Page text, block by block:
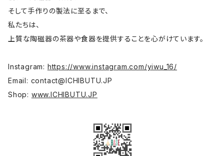
碗 鉢
台所
色原昌希
内田好美
そして手作りの製法に至るまで、
私たちは、
上質な陶磁器の茶器や食器を提供することを心がけています。
Instagram: https://www.instagram.com/yiwu_16/
Email: contact@ICHIBUTU.JP
Shop: www.ICHIBUTU.JP